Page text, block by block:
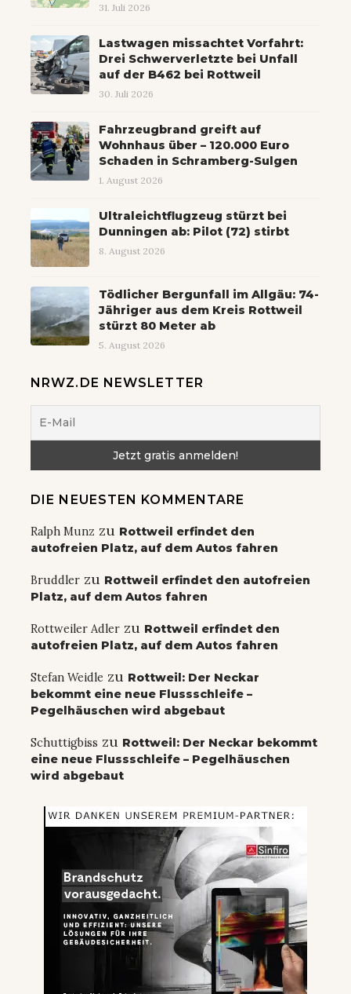
31. Juli 2026
Lastwagen missachtet Vorfahrt:
Drei Schwerverletzte bei Unfall
auf der B462 bei Rottweil
30. Juli 2026
Fahrzeugbrand greift auf
Wohnhaus über – 120.000 Euro
Schaden in Schramberg-Sulgen
1. August 2026
Ultraleichtflugzeug stürzt bei
Dunningen ab: Pilot (72) stirbt
8. August 2026
Tödlicher Bergunfall im Allgäu: 74-
Jähriger aus dem Kreis Rottweil
stürzt 80 Meter ab
5. August 2026
NRWZ.DE NEWSLETTER
DIE NEUESTEN KOMMENTARE
Ralph Munz zu Rottweil erfindet den
autofreien Platz, auf dem Autos fahren
Bruddler zu Rottweil erfindet den autofreien
Platz, auf dem Autos fahren
Rottweiler Adler zu Rottweil erfindet den
autofreien Platz, auf dem Autos fahren
Stefan Weidle zu Rottweil: Der Neckar
bekommt eine neue Flussschleife –
Pegelhäuschen wird abgebaut
Schuttigbiss zu Rottweil: Der Neckar bekommt
eine neue Flussschleife – Pegelhäuschen
wird abgebaut